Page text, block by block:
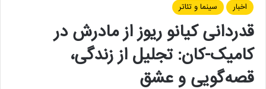
اخبار
سینما و تئاتر
قدردانی کیانو ریوز از مادرش در
کامیک-کان: تجلیل از زندگی،
قصه‌گویی و عشق